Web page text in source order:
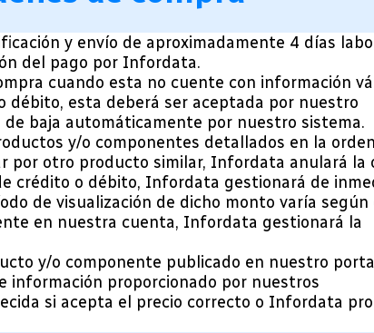
y envío de aproximadamente 4 días
del pago por Infordata.
cuando esta no cuente con información
débito, esta deberá ser aceptada por nuestro
baja automáticamente por nuestro sistema.
y/o componentes detallados en la
por otro producto similar, Infordata anulará la
crédito o débito, Infordata gestionará de
de visualización de dicho monto varía según
en nuestra cuenta, Infordata gestionará la
y/o componente publicado en nuestro
información proporcionado por nuestros
si acepta el precio correcto o Infordata